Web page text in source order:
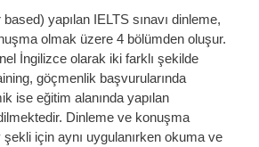
yapılan IELTS sınavı dinleme,
olmak üzere 4 bölümden oluşur.
İngilizce olarak iki farklı şekilde
göçmenlik başvurularında
ise eğitim alanında yapılan
Dinleme ve konuşma
için aynı uygulanırken okuma ve